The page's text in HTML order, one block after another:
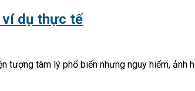
ví dụ thực tế
tượng tâm lý phổ biến nhưng nguy hiểm,